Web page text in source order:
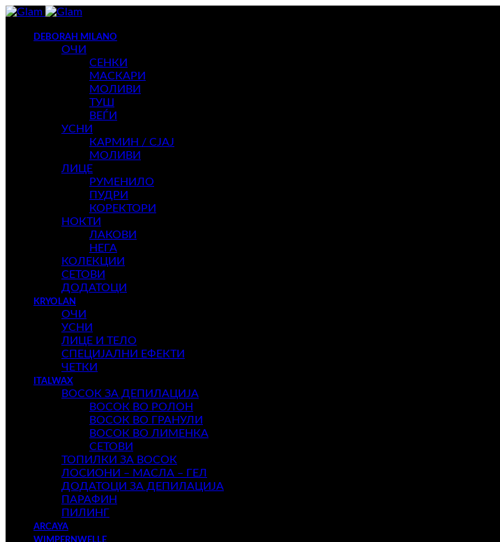
DEBORAH MILANO
ОЧИ
СЕНКИ
МАСКАРИ
МОЛИВИ
ТУШ
ВЕЃИ
УСНИ
КАРМИН / СЈАЈ
МОЛИВИ
ЛИЦЕ
РУМЕНИЛО
ПУДРИ
КОРЕКТОРИ
НОКТИ
ЛАКОВИ
НЕГА
КОЛЕКЦИИ
СЕТОВИ
ДОДАТОЦИ
KRYOLAN
ОЧИ
УСНИ
ЛИЦЕ И ТЕЛО
СПЕЦИЈАЛНИ ЕФЕКТИ
ЧЕТКИ
ITALWAX
ВОСОК ЗА ДЕПИЛАЦИЈА
ВОСОК ВО РОЛОН
ВОСОК ВО ГРАНУЛИ
ВОСОК ВО ЛИМЕНКА
СЕТОВИ
ТОПИЛКИ ЗА ВОСОК
ЛОСИОНИ – МАСЛА – ГЕЛ
ДОДАТОЦИ ЗА ДЕПИЛАЦИЈА
ПАРАФИН
ПИЛИНГ
ARCAYA